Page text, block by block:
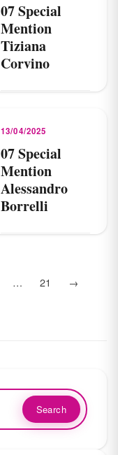
07 Special
Mention
Tiziana
Corvino
13/04/2025
07 Special
Mention
Alessandro
Borrelli
… 21 →
Search